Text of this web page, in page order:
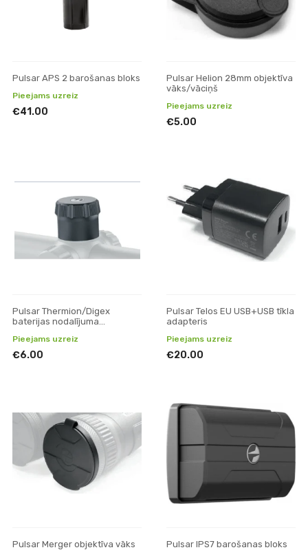
Pulsar APS 2 barošanas bloks
Pieejams uzreiz
€41.00
Pulsar Helion 28mm objektīva
vāks/vāciņš
Pieejams uzreiz
€5.00
Pulsar Thermion/Digex
baterijas nodalījuma
Pieejams uzreiz
€6.00
Pulsar Telos EU USB+USB tīkla
adapteris
Pieejams uzreiz
€20.00
Pulsar Merger objektīva vāks Pulsar IPS7 barošanas bloks